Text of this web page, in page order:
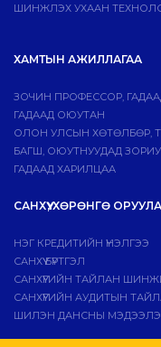
ШИНЖЛЭХ УХААН
ХАМТЫН АЖИЛЛАГАА
ЗОЧИН ПРОФЕССОР,
ГАДААД ОЮУТАН
ОЛОН УЛСЫН ХӨТӨЛБӨР,
БАГШ, ОЮУТНУУДАД
ГАДААД ХАРИЛЦАА
САНХҮҮ, ХӨРӨНГӨ
НЭГ КРЕДИТИЙН ҮНЭЛГЭЭ
САНХҮҮ БҮРТГЭЛ
САНХҮҮГИЙН ТАЙЛАН
САНХҮҮГИЙН АУДИТЫН
ШИЛЭН ДАНСНЫ